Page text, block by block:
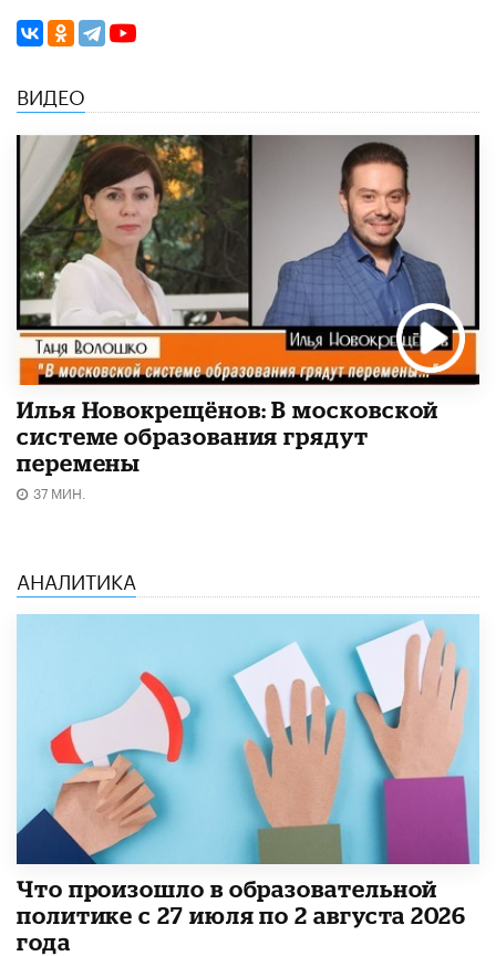
ВИДЕО
Илья Новокрещёнов: В московской
системе образования грядут
перемены
37 МИН.
АНАЛИТИКА
​Что произошло в образовательной
политике с 27 июля по 2 августа 2026
года